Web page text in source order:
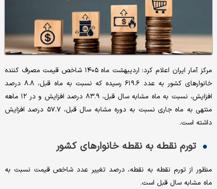
مرکز آمار ایران اعلام کرد: اردیبهشت ماه ۱۴۰۵ شاخص قیمت مصرف کننده
خانوار‌های کشور به عدد ۶۱۹.۶ رسیده که نسبت به ماه قبل، ۸.۸ درصد
افزایش، نسبت به ماه مشابه سال قبل، ۸۳.۹ درصد افزایش و در ۱۲ ماهه
منتهی به ماه جاری نسبت به دوره مشابه سال قبل، ۵۷.۷ درصد افزایش
داشته است.
تورم نقطه به نقطه خانوار‌های کشور
منظور از تورم نقطه به نقطه، درصد تغییر عدد شاخص قیمت نسبت به
ماه مشابه سال قبل است.